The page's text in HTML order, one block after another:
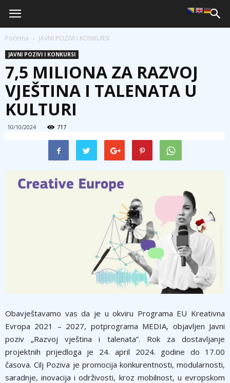
Početna JAVNI POZIVI I KONKURSI
JAVNI POZIVI I KONKURSI
7,5 MILIONA ZA RAZVOJ
VJEŠTINA I TALENATA U
KULTURI
10/10/2024 717
Obavještavamo vas da je u okviru Programa EU Kreativna
Evropa 2021 – 2027, potprograma MEDIA, objavljen Javni
poziv „Razvoj vještina i talenata”. Rok za dostavljanje
projektnih prijedloga je 24. april 2024. godine do 17.00
časova. Cilj Poziva je promocija konkurentnosti, modularnosti,
saradnje, inovacija i održivosti, kroz mobilnost, u evropskom